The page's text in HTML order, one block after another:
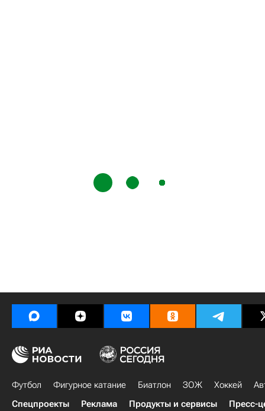
Футбол Фигурное катание Биатлон ЗОЖ Хоккей
Спецпроекты
Реклама Продукты и сервисы Пресс-